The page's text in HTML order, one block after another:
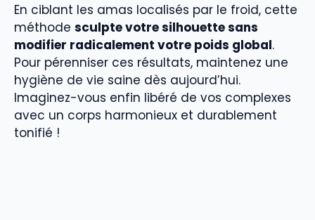
En ciblant les amas localisés par le froid, cette
méthode sculpte votre silhouette sans
modifier radicalement votre poids global.
Pour pérenniser ces résultats, maintenez une
hygiène de vie saine dès aujourd’hui.
Imaginez-vous enfin libéré de vos complexes
avec un corps harmonieux et durablement
tonifié !